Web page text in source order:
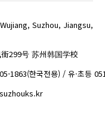
Suzhou, Jiangsu,
299号 苏州韩国学校
1863(한국전용) / 유·초등